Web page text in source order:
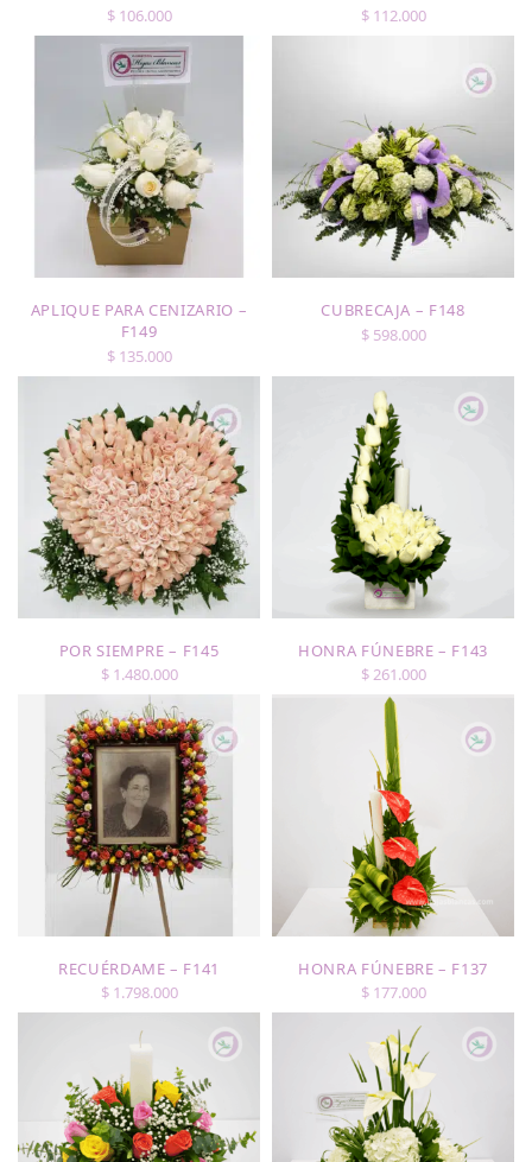
$106.000
$112.000
APLIQUE PARA CENIZARIO –
F149
$135.000
CUBRECAJA – F148
$598.000
POR SIEMPRE – F145
$1.480.000
HONRA FÚNEBRE – F143
$261.000
RECUÉRDAME – F141
$1.798.000
HONRA FÚNEBRE – F137
$177.000